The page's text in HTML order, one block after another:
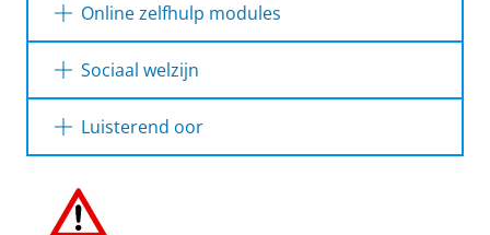
Online zelfhulp modules
Het online platform
anonieme aanpak om hulp bij mentale
Sociaal welzijn
De universiteit biedt veel mogelijkheden om
sociale relaties op te bouwen tijdens je
overzicht.
Luisterend oor
die geen psychologische hulp vereisen, maar
begrip en een luisterend oor. Op